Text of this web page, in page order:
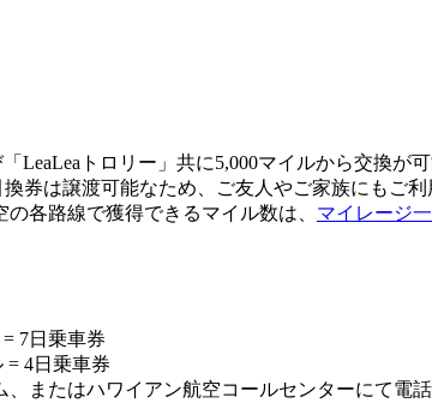
LeaLeaトロリー」共に5,000マイルから交換
券は譲渡可能なため、ご友人やご家族にもご利
各路線で獲得できるマイル数は、 マイレージ
7日乗車券
= 4日乗車券
またはハワイアン航空コールセンターにて電